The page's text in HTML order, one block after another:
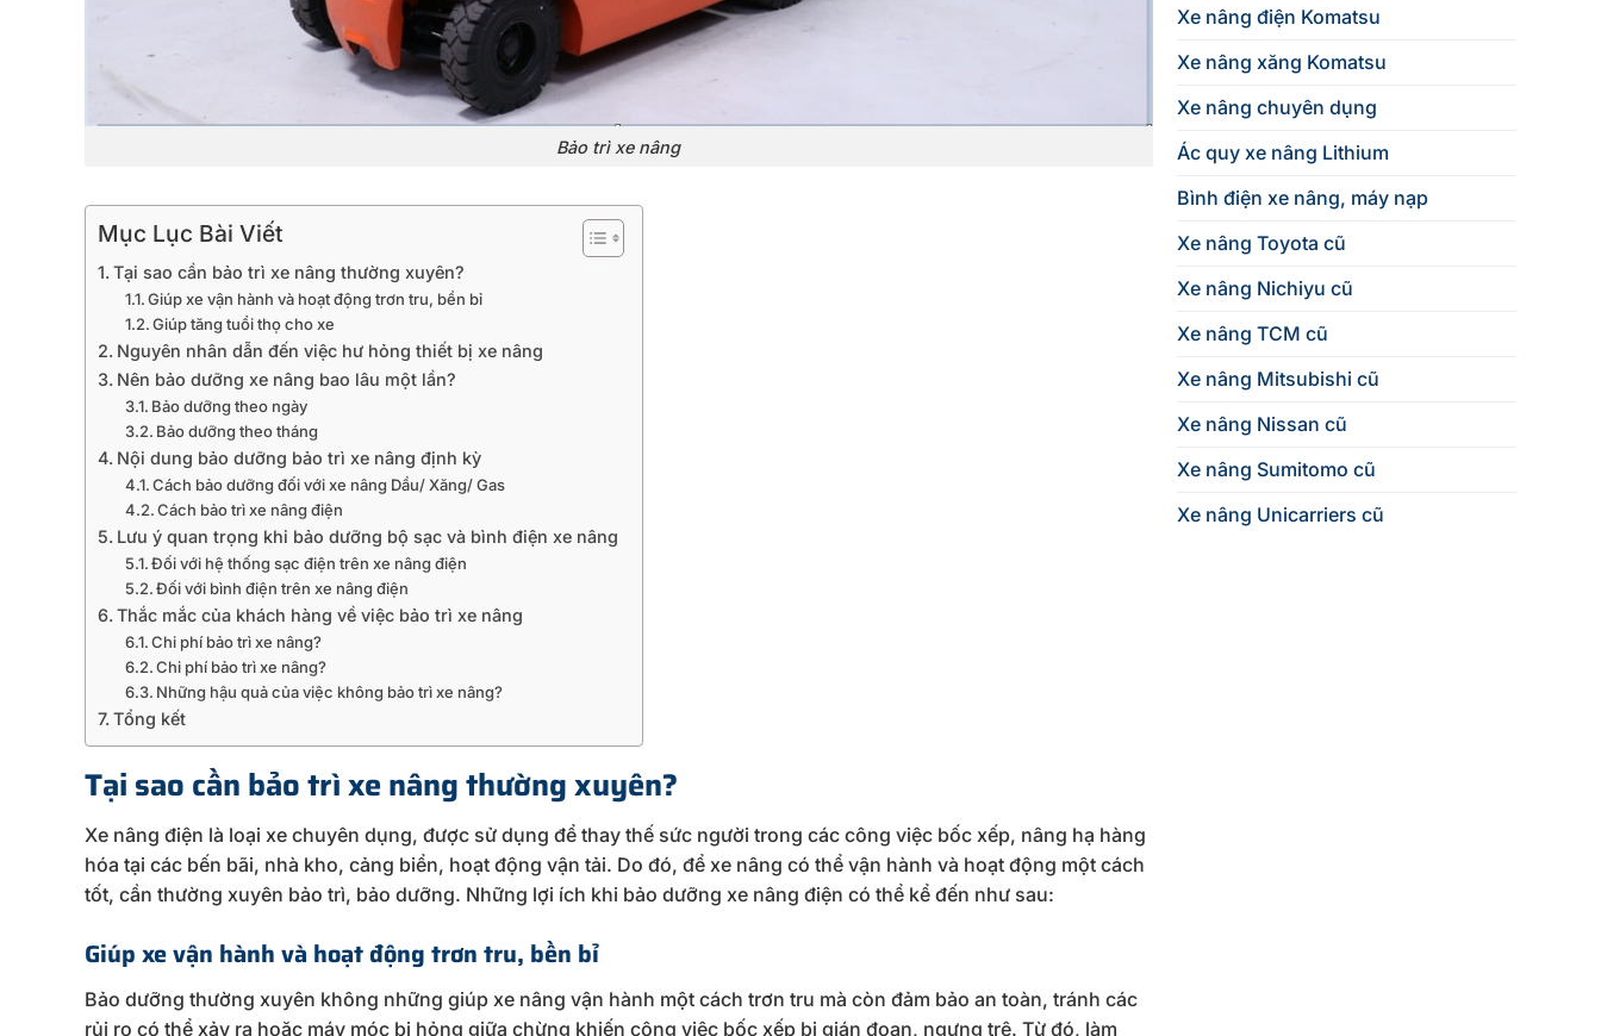
Bảo trì xe nâng
Mục Lục Bài Viết
Tại sao cần bảo trì xe nâng thường xuyên?
Giúp xe vận hành và hoạt động trơn tru, bền bỉ
Giúp tăng tuổi thọ cho xe
Nguyên nhân dẫn đến việc hư hỏng thiết bị xe nâng
Nên bảo dưỡng xe nâng bao lâu một lần?
Bảo dưỡng theo ngày
Bảo dưỡng theo tháng
Nội dung bảo dưỡng bảo trì xe nâng định kỳ
Cách bảo dưỡng đối với xe nâng Dầu/ Xăng/ Gas
Cách bảo trì xe nâng điện
Lưu ý quan trọng khi bảo dưỡng bộ sạc và bình điện xe nâng
Đối với hệ thống sạc điện trên xe nâng điện
Đối với bình điện trên xe nâng điện
Thắc mắc của khách hàng về việc bảo trì xe nâng
Chi phí bảo trì xe nâng?
Chi phí bảo trì xe nâng?
Những hậu quả của việc không bảo trì xe nâng?
Tổng kết
Tại sao cần bảo trì xe nâng thường xuyên?
Xe nâng điện là loại xe chuyên dụng, được sử dụng để thay thế sức người trong các công việc bốc xếp, nâng hạ hàng
hóa tại các bến bãi, nhà kho, cảng biển, hoạt động vận tải. Do đó, để xe nâng có thể vận hành và hoạt động một cách
tốt, cần thường xuyên bảo trì, bảo dưỡng. Những lợi ích khi bảo dưỡng xe nâng điện có thể kể đến như sau:
Giúp xe vận hành và hoạt động trơn tru, bền bỉ
Bảo dưỡng thường xuyên không những giúp xe nâng vận hành một cách trơn tru mà còn đảm bảo an toàn, tránh các
rủi ro có thể xảy ra hoặc máy móc bị hỏng giữa chừng khiến công việc bốc xếp bị gián đoạn, ngưng trệ. Từ đó, làm
Xe nâng điện Komatsu
Xe nâng xăng Komatsu
Xe nâng chuyên dụng
Ác quy xe nâng Lithium
Bình điện xe nâng, máy nạp
Xe nâng Toyota cũ
Xe nâng Nichiyu cũ
Xe nâng TCM cũ
Xe nâng Mitsubishi cũ
Xe nâng Nissan cũ
Xe nâng Sumitomo cũ
Xe nâng Unicarriers cũ